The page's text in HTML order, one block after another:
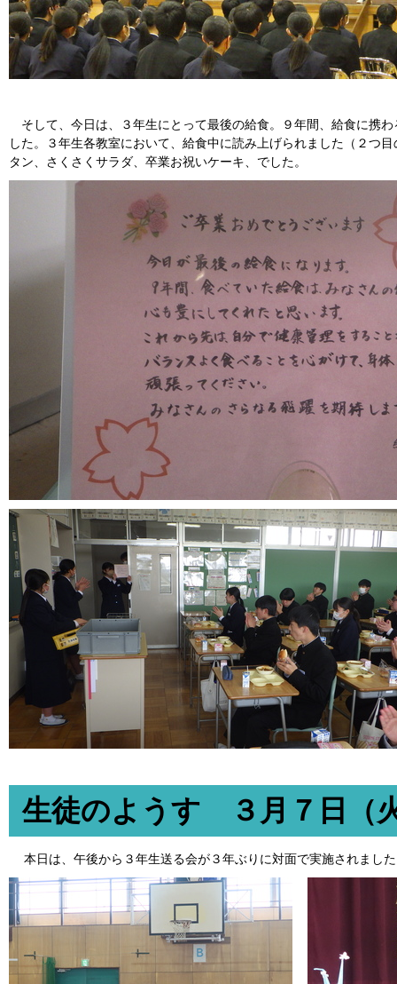
そして、今日は、３年生にとって最後の給食。９年間、給食に携
した。３年生各教室において、給食中に読み上げられました（２つ
タン、さくさくサラダ、卒業お祝いケーキ、でした。
生徒のようす ３月７日（
本日は、午後から３年生送る会が３年ぶりに対面で実施されまし